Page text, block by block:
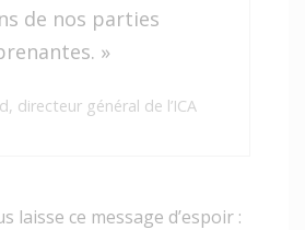
de nos parties
»
directeur général de l’ICA
laisse ce message d’espoir :